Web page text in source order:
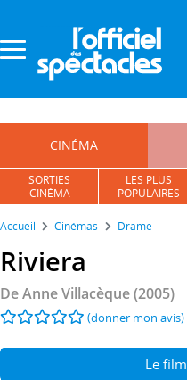
CINÉMA
SORTIES
CINÉMA
LES PLUS
POPULAIRES
Accueil Cinémas Drame
Riviera
DeAnne Villacèque(2005)
(donner mon avis)
Le film